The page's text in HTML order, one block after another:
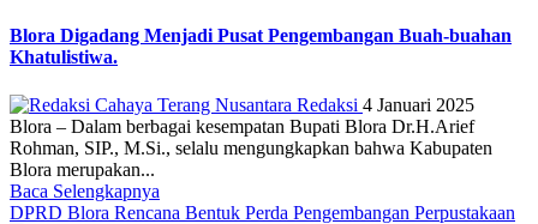
Blora Digadang Menjadi Pusat Pengembangan Buah-buahan
Khatulistiwa.
Redaksi 4 Januari 2025
Blora – Dalam berbagai kesempatan Bupati Blora Dr.H.Arief
Rohman, SIP., M.Si., selalu mengungkapkan bahwa Kabupaten
Blora merupakan...
Baca Selengkapnya
DPRD Blora Rencana Bentuk Perda Pengembangan Perpustakaan